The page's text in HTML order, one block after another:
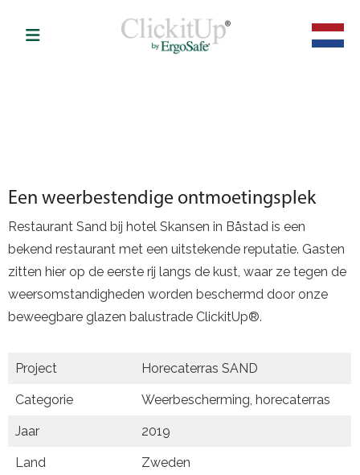
Een weerbestendige ontmoetingsplek
Restaurant Sand bij hotel Skansen in Båstad is een
bekend restaurant met een uitstekende reputatie. Gasten
zitten hier op de eerste rij langs de kust, waar ze tegen de
weersomstandigheden worden beschermd door onze
beweegbare glazen balustrade ClickitUp®.
Project Horecaterras SAND
Categorie Weerbescherming, horecaterras
Jaar 2019
Land Zweden